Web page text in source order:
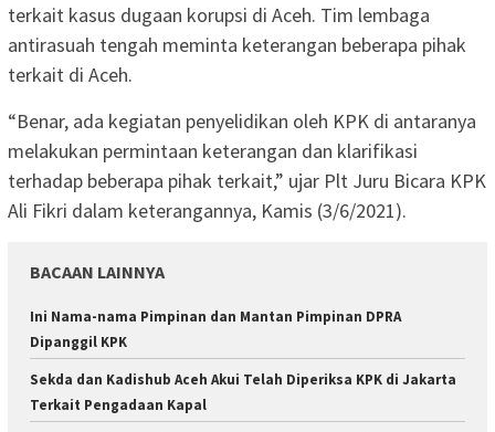
terkait kasus dugaan korupsi di Aceh. Tim lembaga
antirasuah tengah meminta keterangan beberapa pihak
terkait di Aceh.
“Benar, ada kegiatan penyelidikan oleh KPK di antaranya
melakukan permintaan keterangan dan klarifikasi
terhadap beberapa pihak terkait,” ujar Plt Juru Bicara KPK
Ali Fikri dalam keterangannya, Kamis (3/6/2021).
BACAAN LAINNYA
Ini Nama-nama Pimpinan dan Mantan Pimpinan DPRA
Dipanggil KPK
Sekda dan Kadishub Aceh Akui Telah Diperiksa KPK di Jakarta
Terkait Pengadaan Kapal